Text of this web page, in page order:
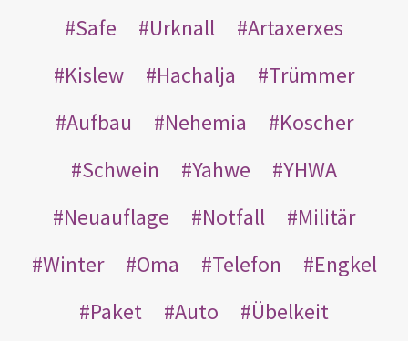
Safe
Urknall
Artaxerxes
Kislew
Hachalja
Trümmer
Aufbau
Nehemia
Koscher
Schwein
Yahwe
YHWA
Neuauflage
Notfall
Militär
Winter
Oma Telefon
Engkel
Paket
Auto
Übelkeit